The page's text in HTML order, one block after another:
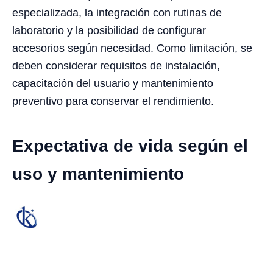
especializada, la integración con rutinas de
laboratorio y la posibilidad de configurar
accesorios según necesidad. Como limitación, se
deben considerar requisitos de instalación,
capacitación del usuario y mantenimiento
preventivo para conservar el rendimiento.
Expectativa de vida según el
uso y mantenimiento